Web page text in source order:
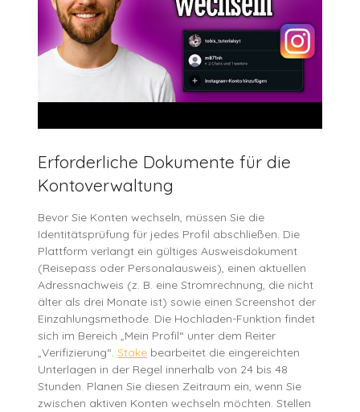
Erforderliche Dokumente für die
Kontoverwaltung
Bevor Sie Konten wechseln, müssen Sie die
Identitätsprüfung für jedes Profil abschließen. Die
Plattform verlangt ein gültiges Ausweisdokument
(Reisepass oder Personalausweis), einen aktuellen
Adressnachweis (z. B. eine Stromrechnung, die nicht
älter als drei Monate ist) sowie einen Screenshot der
Einzahlungsmethode. Die Hochladen-Funktion findet
sich im Bereich „Mein Profil“ unter dem Reiter
„Verifizierung“.Stake bearbeitet die eingereichten
Unterlagen in der Regel innerhalb von 24 bis 48
Stunden. Planen Sie diesen Zeitraum ein, wenn Sie
zwischen aktiven Konten wechseln möchten. Stellen